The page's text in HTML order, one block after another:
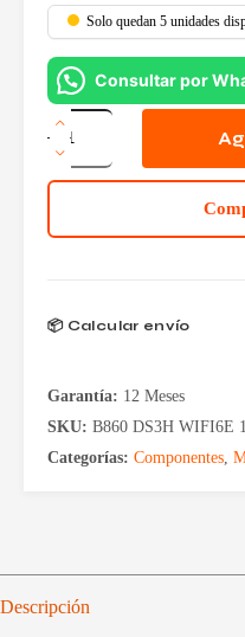
Solo quedan 5 unidades
Consultar por
Mother
Gigabyte
B860
DS3H
📦 Calcular envío
Garantía: 12 Meses
SKU: B860 DS3H WIFI6E
Categorías: Componentes
Descripción